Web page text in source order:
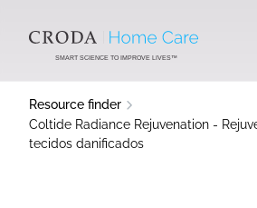
CONTENTSMART SCIENCE TO IMPROVE LIVES™
Resource finder
Coltide Radiance Rejuvenation -
tecidos danificados